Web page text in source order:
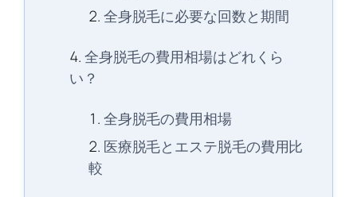
全身脱毛に必要な回数と期間
全身脱毛の費用相場はどれくら
い？
全身脱毛の費用相場
医療脱毛とエステ脱毛の費用比
較